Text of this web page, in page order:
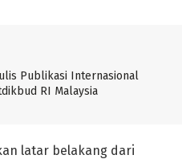
Publikasi Internasional
RI Malaysia
latar belakang dari